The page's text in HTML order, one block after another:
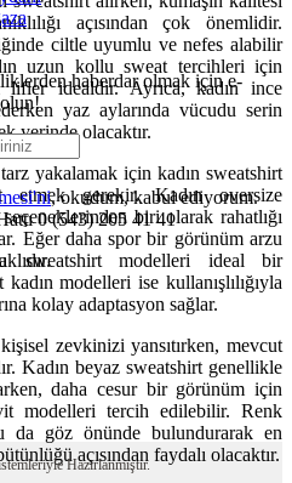
açısından çok önemlidir.
ciltle uyumlu ve nefes alabilir
uzun kollu sweat tercihleri için
idealdir. Ayrıca, kadın ince
yaz aylarında vücudu serin
yerinde olacaktır.
yakalamak için kadın sweatshirt
etmek gerekir. Kadın oversize
biri olarak rahatlığı
Eğer daha spor bir görünüm arzu
sweatshirt modelleri ideal bir
kadın modelleri ise kullanışlılığıyla
kolay adaptasyon sağlar.
zevkinizi yansıtırken, mevcut
Kadın beyaz sweatshirt genellikle
daha cesur bir görünüm için
modelleri tercih edilebilir. Renk
da göz önünde bulundurarak en
açısından faydalı olacaktır.
haberdar olmak için e-
, okudum, kabul ediyorum.
0 (543) 205 41 41
Hazırlanmıştır.